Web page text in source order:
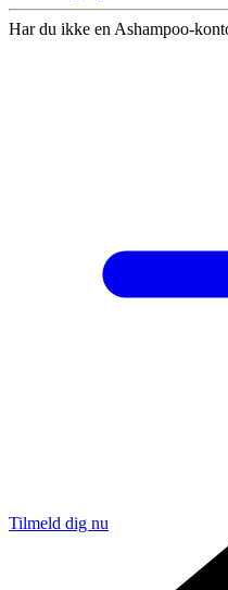
Har du ikke en Ashampoo-
Tilmeld dig nu